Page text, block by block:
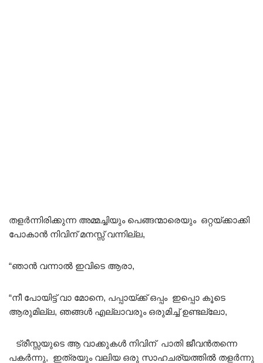
തളർന്നിരിക്കുന്ന അമ്മച്ചിയും പെങ്ങന്മാരെയും ഒറ്റയ്ക്കാക്കി
പോകാൻ നിവിന് മനസ്സ് വന്നില്ല,
“ഞാൻ വന്നാൽ ഇവിടെ ആരാ,
“നീ പോയിട്ട് വാ മോനെ, പപ്പായ്ക്ക് ഒപ്പം ഇപ്പൊ കൂടെ
ആരുമില്ല, ഞങ്ങൾ എല്ലാവരും ഒരുമിച്ച് ഉണ്ടല്ലോ,
ട്രീസ്സയുടെ ആ വാക്കുകൾ നിവിന് പാതി ജീവൻതന്നെ
പകർന്നു, ഇത്രയും വലിയ ഒരു സാഹചര്യത്തിൽ തളർന്നു